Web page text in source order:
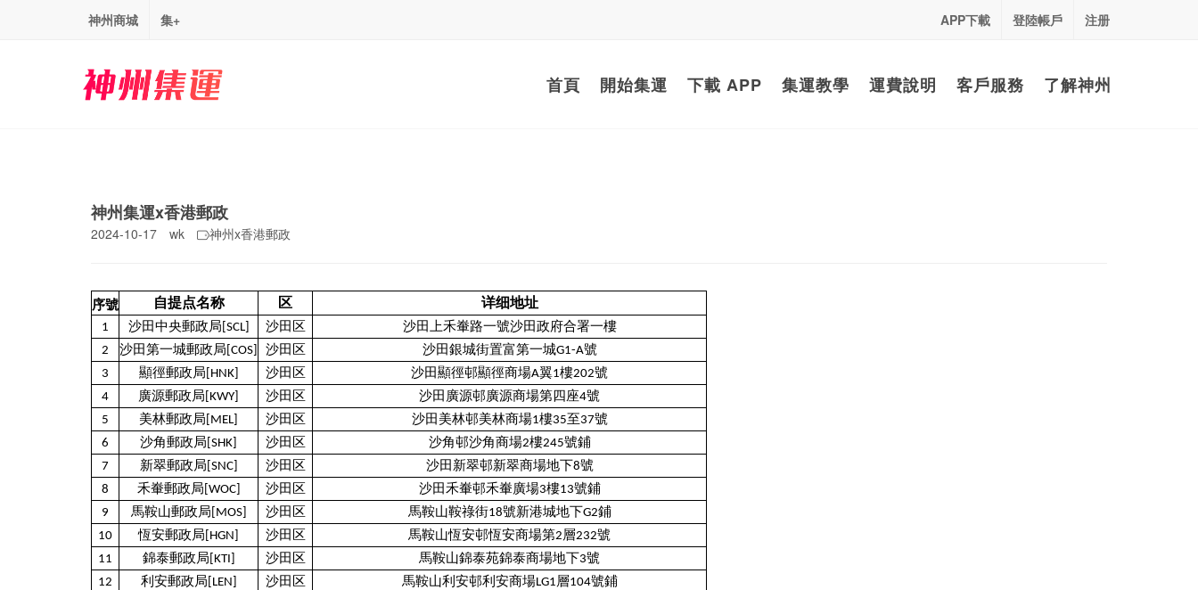
神州商城 集+ APP下載 登陸帳戶 注册
首頁 開始集運 下載 APP 集運教學 運費說明 客戶服務 了解神州
神州集運x香港郵政
2024-10-17 wk 神州x香港郵政
序號 自提点名称 区 详细地址
1 沙田中央郵政局[SCL] 沙田区
沙田上禾輋路一號沙田政府合署一樓
2
沙田第一城郵政局[COS] 沙田区
沙田銀城街置富第一城G1-A號
3
顯徑郵政局[HNK] 沙田区
沙田顯徑邨顯徑商場A翼1樓202號
4
廣源郵政局[KWY] 沙田区
沙田廣源邨廣源商場第四座4號
5
美林郵政局[MEL] 沙田区
沙田美林邨美林商場1樓35至37號
6
沙角郵政局[SHK] 沙田区
沙角邨沙角商場2樓245號鋪
7
新翠郵政局[SNC] 沙田区
沙田新翠邨新翠商場地下8號
8
禾輋郵政局[WOC] 沙田区
沙田禾輋邨禾輋廣場3樓13號鋪
9
馬鞍山郵政局[MOS] 沙田区
馬鞍山鞍祿街18號新港城地下G2鋪
10
恆安郵政局[HGN] 沙田区
馬鞍山恆安邨恆安商場第2層232號
11
錦泰郵政局[KTI] 沙田区
馬鞍山錦泰苑錦泰商場地下3號
12
利安郵政局[LEN] 沙田区
馬鞍山利安邨利安商場LG1層104號鋪